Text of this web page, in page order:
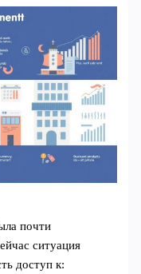
почти
ситуация
доступ к: